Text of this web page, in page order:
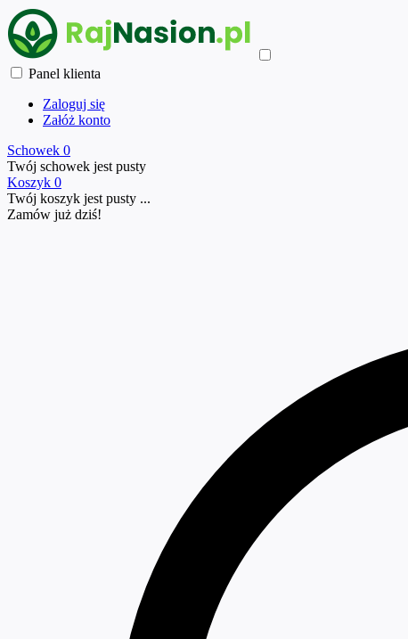
Panel klienta
Zaloguj się
Załóż konto
Schowek 0
Twój schowek jest pusty
Koszyk 0
Twój koszyk jest pusty ...
Zamów już dziś!